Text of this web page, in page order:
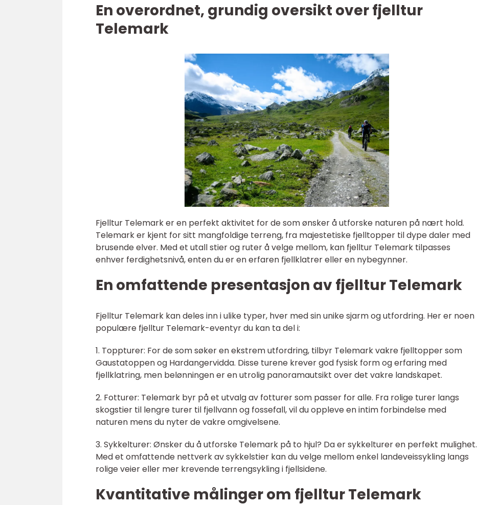
En overordnet, grundig oversikt over fjelltur
Telemark
Fjelltur Telemark er en perfekt aktivitet for de som ønsker å utforske naturen på nært hold.
Telemark er kjent for sitt mangfoldige terreng, fra majestetiske fjelltopper til dype daler med
brusende elver. Med et utall stier og ruter å velge mellom, kan fjelltur Telemark tilpasses
enhver ferdighetsnivå, enten du er en erfaren fjellklatrer eller en nybegynner.
En omfattende presentasjon av fjelltur Telemark
Fjelltur Telemark kan deles inn i ulike typer, hver med sin unike sjarm og utfordring. Her er noen
populære fjelltur Telemark-eventyr du kan ta del i:
1. Toppturer: For de som søker en ekstrem utfordring, tilbyr Telemark vakre fjelltopper som
Gaustatoppen og Hardangervidda. Disse turene krever god fysisk form og erfaring med
fjellklatring, men belønningen er en utrolig panoramautsikt over det vakre landskapet.
2. Fotturer: Telemark byr på et utvalg av fotturer som passer for alle. Fra rolige turer langs
skogstier til lengre turer til fjellvann og fossefall, vil du oppleve en intim forbindelse med
naturen mens du nyter de vakre omgivelsene.
3. Sykkelturer: Ønsker du å utforske Telemark på to hjul? Da er sykkelturer en perfekt mulighet.
Med et omfattende nettverk av sykkelstier kan du velge mellom enkel landeveissykling langs
rolige veier eller mer krevende terrengsykling i fjellsidene.
Kvantitative målinger om fjelltur Telemark